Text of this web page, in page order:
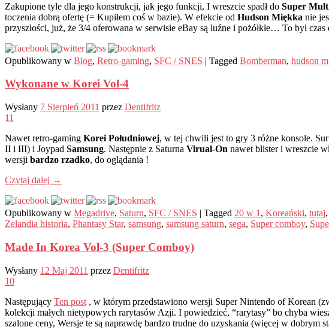
Zakupione tyle dla jego konstrukcji, jak jego funkcji, I wreszcie spadł do Super
toczenia dobrą ofertę (= Kupiłem coś w bazie). W efekcie od Hudson Miękka nie
przyszłości, już, że 3/4 oferowana w serwisie eBay są luźne i pożółkłe… To był
Opublikowany w Blog, Retro-gaming, SFC / SNES | Tagged Bomberman, hudson
Wykonane w Korei Vol-4
Wysłany 7 Sierpień 2011 przez Dentifritz
11
Nawet retro-gaming Korei Południowej, w tej chwili jest to gry 3 różne konsole.
II i III) i Joypad Samsung. Następnie z Saturna Virual-On nawet blister i wreszcie
wersji bardzo rzadko, do oglądania !
Czytaj dalej →
Opublikowany w Megadrive, Saturn, SFC / SNES | Tagged 20 w 1 , Koreański, tutaj,
Zelandia historia, Phantasy Star, samsung, samsung saturn, sega, Super comboy,
Made In Korea Vol-3 (Super Comboy)
Wysłany 12 Maj 2011 przez Dentifritz
10
Następujący Ten post , w którym przedstawiono wersji Super Nintendo of Korean
kolekcji małych nietypowych rarytasów Azji. I powiedzieć, “rarytasy” bo chyba
szalone ceny, Wersje te są naprawdę bardzo trudne do uzyskania (więcej w dobrym